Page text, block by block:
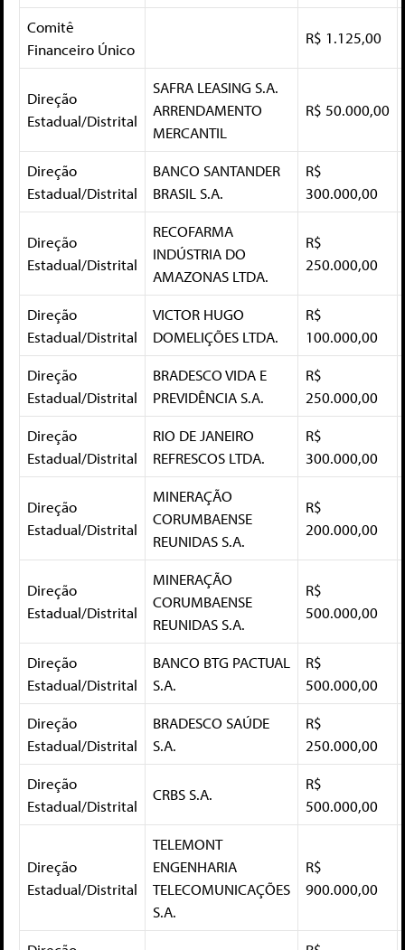
Comitê
Financeiro Único
R$ 1.125,00
Direção
Estadual/Distrital
SAFRA LEASING S.A.
ARRENDAMENTO
MERCANTIL
R$ 50.000,00
Direção
Estadual/Distrital
BANCO SANTANDER
BRASIL S.A.
R$
300.000,00
Direção
Estadual/Distrital
RECOFARMA
INDÚSTRIA DO
AMAZONAS LTDA.
R$
250.000,00
Direção
Estadual/Distrital
VICTOR HUGO
DOMELIÇÕES LTDA.
R$
100.000,00
Direção
Estadual/Distrital
BRADESCO VIDA E
PREVIDÊNCIA S.A.
R$
250.000,00
Direção
Estadual/Distrital
RIO DE JANEIRO
REFRESCOS LTDA.
R$
300.000,00
Direção
Estadual/Distrital
MINERAÇÃO
CORUMBAENSE
REUNIDAS S.A.
R$
200.000,00
Direção
Estadual/Distrital
MINERAÇÃO
CORUMBAENSE
REUNIDAS S.A.
R$
500.000,00
Direção
Estadual/Distrital
BANCO BTG PACTUAL
S.A.
R$
500.000,00
Direção
Estadual/Distrital
BRADESCO SAÚDE
S.A.
R$
250.000,00
Direção
Estadual/Distrital
CRBS S.A.
R$
500.000,00
Direção
Estadual/Distrital
TELEMONT
ENGENHARIA
TELECOMUNICAÇÕES
S.A.
R$
900.000,00